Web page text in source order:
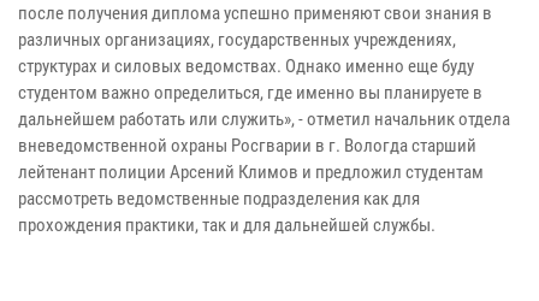
после получения диплома успешно применяют свои знания в
различных организациях, государственных учреждениях,
структурах и силовых ведомствах. Однако именно еще буду
студентом важно определиться, где именно вы планируете в
дальнейшем работать или служить», - отметил начальник отдела
вневедомственной охраны Росгварии в г. Вологда старший
лейтенант полиции Арсений Климов и предложил студентам
рассмотреть ведомственные подразделения как для
прохождения практики, так и для дальнейшей службы.